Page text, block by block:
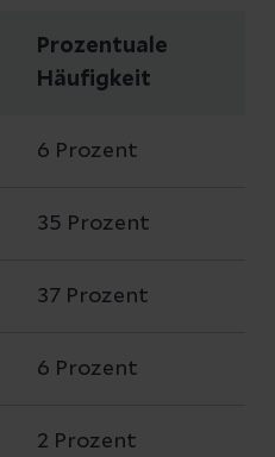
Prozentuale
Häufigkeit
6 Prozent
35 Prozent
37 Prozent
6 Prozent
2 Prozent